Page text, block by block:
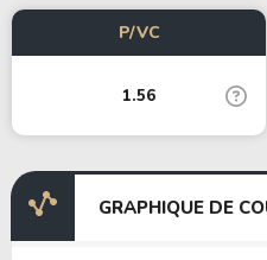
P/VC
1.56
GRAPHIQUE DE